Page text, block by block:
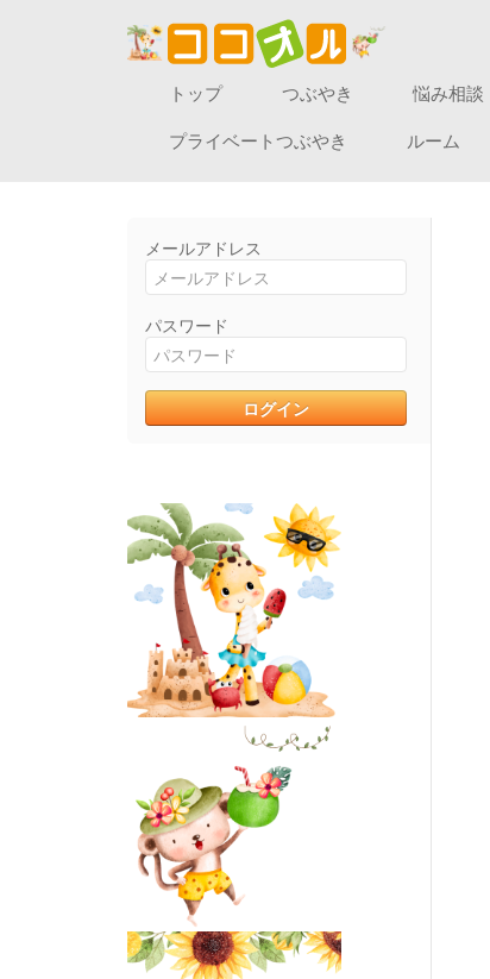
トップ つぶやき 悩み相談
プライベートつぶやき
ルーム
メールアドレス
パスワード